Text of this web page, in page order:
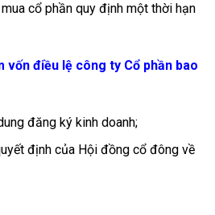
cổ phần quy định một thời hạn
vốn điều lệ công ty Cổ phần bao
đăng ký kinh doanh;
định của Hội đồng cổ đông về